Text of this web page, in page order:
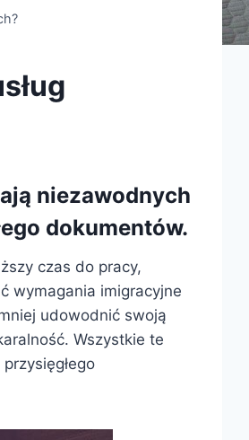
niezawodnych
dokumentów.
czas do pracy,
wymagania imigracyjne
udowodnić swoją
Wszystkie te